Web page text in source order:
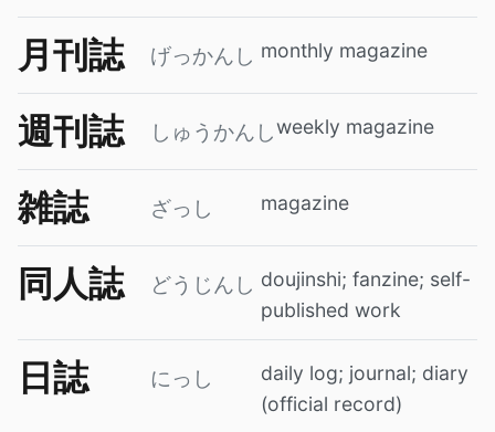
月刊誌 げっかんし monthly magazine
週刊誌 しゅうかんしweekly magazine
雑誌 ざっし magazine
同人誌 どうじんし doujinshi; fanzine; self-
published work
日誌 にっし
daily log; journal; diary
(official record)